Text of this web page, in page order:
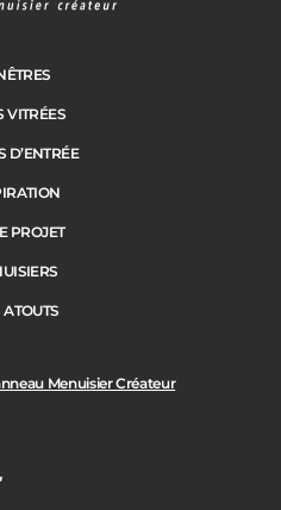
Menuisier Créateur
VITRÉES
D’ENTRÉE
PROJET
ATOUTS